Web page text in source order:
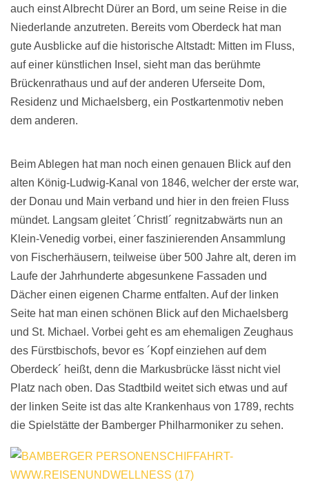
auch einst Albrecht Dürer an Bord, um seine Reise in die
Niederlande anzutreten. Bereits vom Oberdeck hat man
gute Ausblicke auf die historische Altstadt: Mitten im Fluss,
auf einer künstlichen Insel, sieht man das berühmte
Brückenrathaus und auf der anderen Uferseite Dom,
Residenz und Michaelsberg, ein Postkartenmotiv neben
dem anderen.
Beim Ablegen hat man noch einen genauen Blick auf den
alten König-Ludwig-Kanal von 1846, welcher der erste war,
der Donau und Main verband und hier in den freien Fluss
mündet. Langsam gleitet ´Christl´ regnitzabwärts nun an
Klein-Venedig vorbei, einer faszinierenden Ansammlung
von Fischerhäusern, teilweise über 500 Jahre alt, deren im
Laufe der Jahrhunderte abgesunkene Fassaden und
Dächer einen eigenen Charme entfalten. Auf der linken
Seite hat man einen schönen Blick auf den Michaelsberg
und St. Michael. Vorbei geht es am ehemaligen Zeughaus
des Fürstbischofs, bevor es ´Kopf einziehen auf dem
Oberdeck´ heißt, denn die Markusbrücke lässt nicht viel
Platz nach oben. Das Stadtbild weitet sich etwas und auf
der linken Seite ist das alte Krankenhaus von 1789, rechts
die Spielstätte der Bamberger Philharmoniker zu sehen.